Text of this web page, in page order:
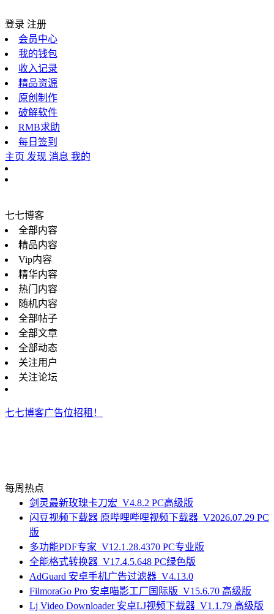
登录 注册
会员中心
我的钱包
收入记录
精品资源
原创制作
破解软件
RMB求助
每日签到
主页 发现 消息 我的
七七博客
全部内容
精品内容
Vip内容
精华内容
热门内容
随机内容
全部帖子
全部文章
全部动态
关注用户
关注论坛
七七博客广告位招租！
每周热点
剑灵最新玫瑰卡刀宏_V4.8.2 PC高级版
闪豆视频下载器 原哔哩哔哩视频下载器_V2026.07.29 PC
版
多功能PDF专家_V12.1.28.4370 PC专业版
全能格式转换器_V17.4.5.648 PC绿色版
AdGuard 安卓手机广告过滤器_V4.13.0
FilmoraGo Pro 安卓喵影工厂国际版_V15.6.70 高级版
Lj Video Downloader 安卓LJ视频下载器_V1.1.79 高级版